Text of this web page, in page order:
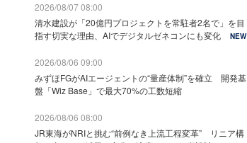
2026/08/07 08:00
清水建設が「20億円プロジェクトを常駐者2名で」を目
指す切実な理由、AIでデジタルゼネコンにも変化
NEW
2026/08/06 09:00
みずほFGがAIエージェントの“量産体制”を確立 開発基
盤「Wiz Base」で最大70%の工数短縮
2026/08/06 08:00
JR東海がNRIと挑む“前例なき上流工程変革” リニア構